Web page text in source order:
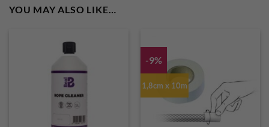
YOU MAY ALSO LIKE…
-9%
1,8cm x 10m